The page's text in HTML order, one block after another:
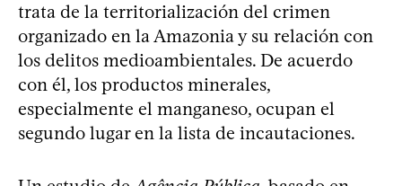
trata de la territorialización del crimen
organizado en la Amazonia y su relación con
los delitos medioambientales. De acuerdo
con él, los productos minerales,
especialmente el manganeso, ocupan el
segundo lugar en la lista de incautaciones.